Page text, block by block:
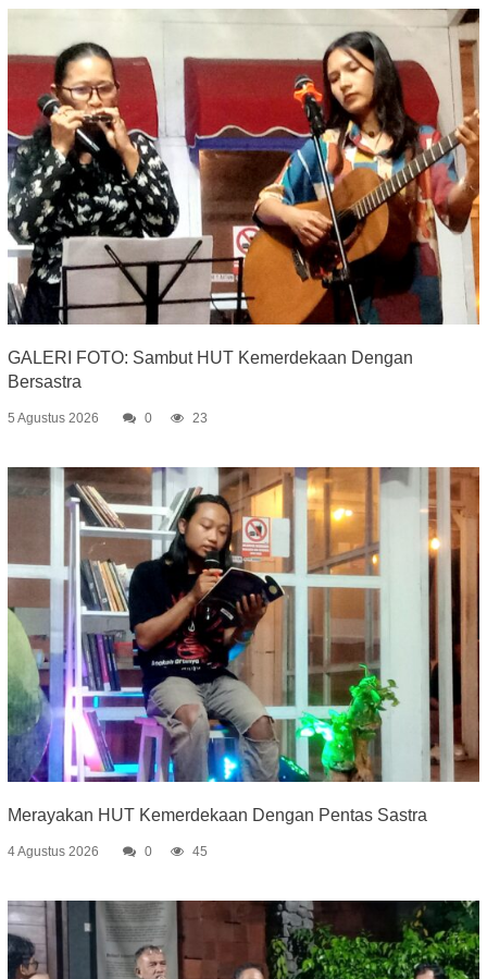
GALERI FOTO: Sambut HUT Kemerdekaan Dengan
Bersastra
5 Agustus 2026 0 23
Merayakan HUT Kemerdekaan Dengan Pentas Sastra
4 Agustus 2026 0 45